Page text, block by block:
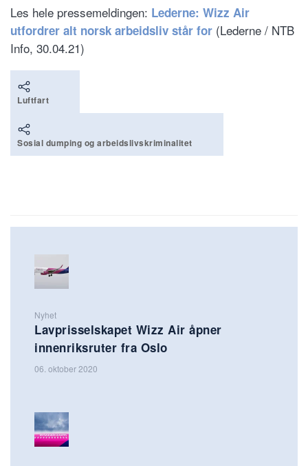
Les hele pressemeldingen: Lederne: Wizz Air
utfordrer alt norsk arbeidsliv står for (Lederne / NTB
Info, 30.04.21)
Luftfart
Sosial dumping og arbeidslivskriminalitet
Nyhet
Lavprisselskapet Wizz Air åpner
innenriksruter fra Oslo
06. oktober 2020